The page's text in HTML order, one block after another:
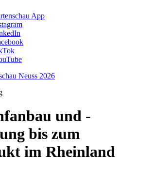
App
Neuss 2026
und -
bis zum
im Rheinland